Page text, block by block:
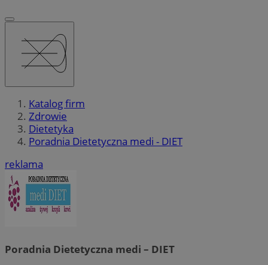
Katalog firm
Zdrowie
Dietetyka
Poradnia Dietetyczna medi - DIET
reklama
Poradnia Dietetyczna medi – DIET